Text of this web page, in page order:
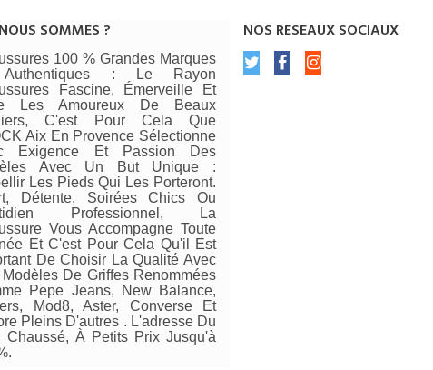
SOMMES ?
100 % Grandes Marques
: Le Rayon
Fascine, Émerveille Et
Les Amoureux De Beaux
C'est Pour Cela Que
Aix En Provence Sélectionne
Exigence Et Passion Des
Avec Un But Unique :
Les Pieds Qui Les Porteront.
Détente, Soirées Chics Ou
Professionnel, La
Vous Accompagne Toute
Et C'est Pour Cela Qu'il Est
De Choisir La Qualité Avec
Modèles De Griffes Renommées
Pepe Jeans, New Balance,
Mod8, Aster, Converse Et
Pleins D'autres . L'adresse Du
Chaussé, À Petits Prix Jusqu'à
NOS RESEAUX SOCIAUX